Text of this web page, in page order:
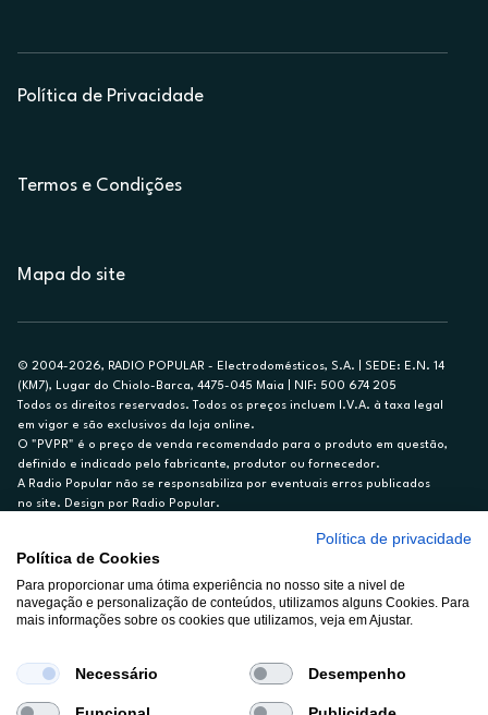
Política de Privacidade
Termos e Condições
Mapa do site
© 2004-2026, RADIO POPULAR - Electrodomésticos, S.A. | SEDE: E.N. 14
(KM7), Lugar do Chiolo-Barca, 4475-045 Maia | NIF: 500 674 205
Todos os direitos reservados. Todos os preços incluem I.V.A. à taxa legal
em vigor e são exclusivos da loja online.
O "PVPR" é o preço de venda recomendado para o produto em questão,
definido e indicado pelo fabricante, produtor ou fornecedor.
A Radio Popular não se responsabiliza por eventuais erros publicados
no site. Design por Radio Popular.
Ex. para limite de crédito de €1.500, reembolsado em 12 meses, TAN
14,79%.
Crédito sujeito a aprovação pelo Cetelem, marca BNP Paribas Personal
Finance, S.A., Sucursal em Portugal. Informe-se no 21 721 90 00 (dias
A Rádio Popular – Eletrodomésticos S.A. (Registo BdP848) atua como
intermediário de crédito a título acessório e com exclusividade (registo
BdP 2314.)
Política de privacidade
Política de Cookies
Para proporcionar uma ótima experiência no nosso site a nivel de
navegação e personalização de conteúdos, utilizamos alguns Cookies. Para
mais informações sobre os cookies que utilizamos, veja em Ajustar.
Necessário Desempenho